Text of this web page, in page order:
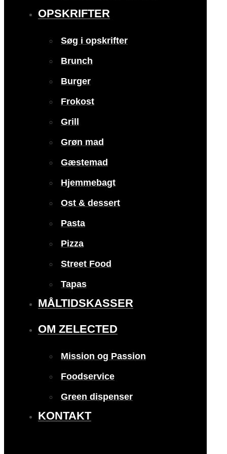
OPSKRIFTER
Søg i opskrifter
Brunch
Burger
Frokost
Grill
Grøn mad
Gæstemad
Hjemmebagt
Ost & dessert
Pasta
Pizza
Street Food
Tapas
MÅLTIDSKASSER
OM ZELECTED
Mission og Passion
Foodservice
Green dispenser
KONTAKT